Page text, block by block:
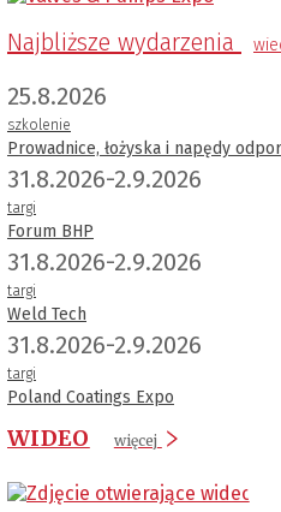
Najbliższe wydarzenia
25.8.2026
szkolenie
Prowadnice, łożyska i napędy
31.8.2026-2.9.2026
targi
Forum BHP
31.8.2026-2.9.2026
targi
Weld Tech
31.8.2026-2.9.2026
targi
Poland Coatings Expo
WIDEO więcej